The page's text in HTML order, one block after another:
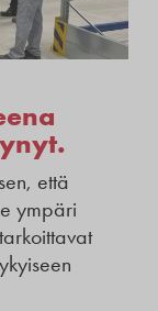
että
ympäri